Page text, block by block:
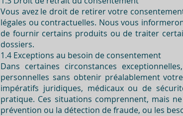
Vous avez le droit de retirer votre
légales ou contractuelles. Nous vous
de fournir certains produits ou de traiter
dossiers.
1.4 Exceptions au besoin de consentement
Dans certaines circonstances
personnelles sans obtenir préalablement
impératifs juridiques, médicaux ou de
pratique. Ces situations comprennent, mais
prévention ou la détection de fraude, ou les